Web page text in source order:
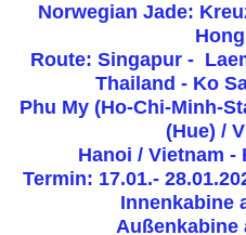
Norwegian Jade:
Route: Singapur -
Thailand - Ko
Phu My (Ho-Chi-Minh-
(Hue) /
Hanoi / Vietnam -
Termin: 17.01.-
Innenkabine
Außenkabine